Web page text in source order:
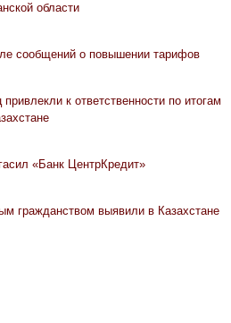
области
сообщений о повышении тарифов
к ответственности по итогам
«Банк ЦентрКредит»
гражданством выявили в Казахстане